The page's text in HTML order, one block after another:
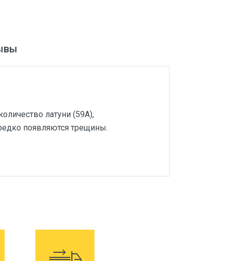
латуни (59А),
появляются трещины.